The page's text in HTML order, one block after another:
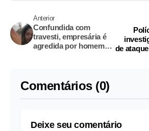
Anterior
Confundida com
travesti, empresária é
agredida por homem
de
Comentários (0)
Deixe seu comentário